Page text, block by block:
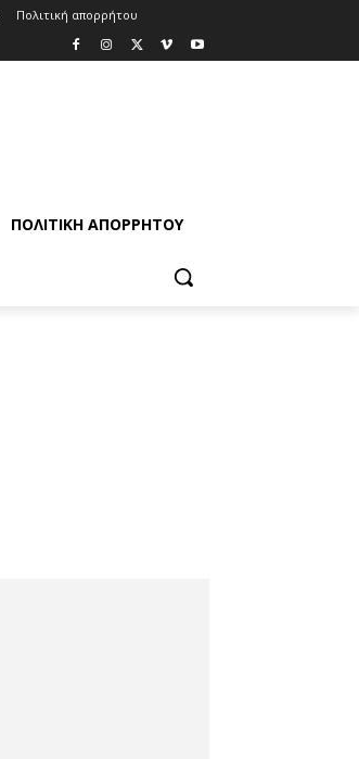
Πολιτική απορρήτου
ΠΟΛΙΤΙΚΉ ΑΠΟΡΡΉΤΟΥ